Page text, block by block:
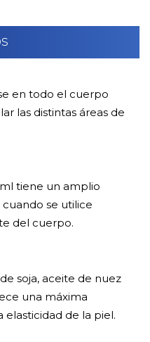
en todo el cuerpo
las distintas áreas de
tiene un amplio
se utilice
del cuerpo.
soja, aceite de nuez
una máxima
elasticidad de la piel.